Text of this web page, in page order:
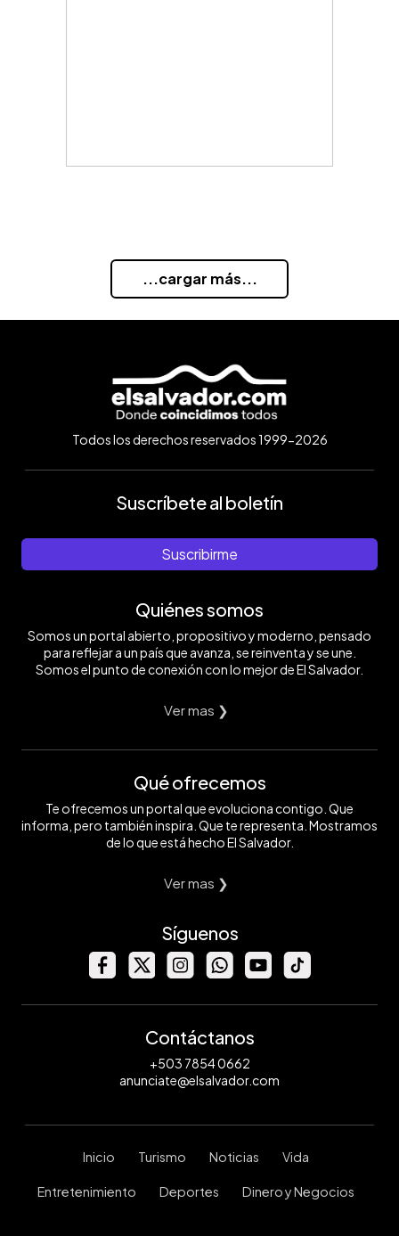
...cargar más...
Todos los derechos reservados 1999-2026
Suscríbete al boletín
Suscribirme
Quiénes somos
Somos un portal abierto, propositivo y moderno, pensado
para reflejar a un país que avanza, se reinventa y se une.
Somos el punto de conexión con lo mejor de El Salvador.
Ver mas ❯
Qué ofrecemos
Te ofrecemos un portal que evoluciona contigo. Que
informa, pero también inspira. Que te representa. Mostramos
de lo que está hecho El Salvador.
Ver mas ❯
Síguenos
Contáctanos
+503 7854 0662
anunciate@elsalvador.com
Inicio Turismo Noticias Vida
Entretenimiento Deportes Dinero y Negocios